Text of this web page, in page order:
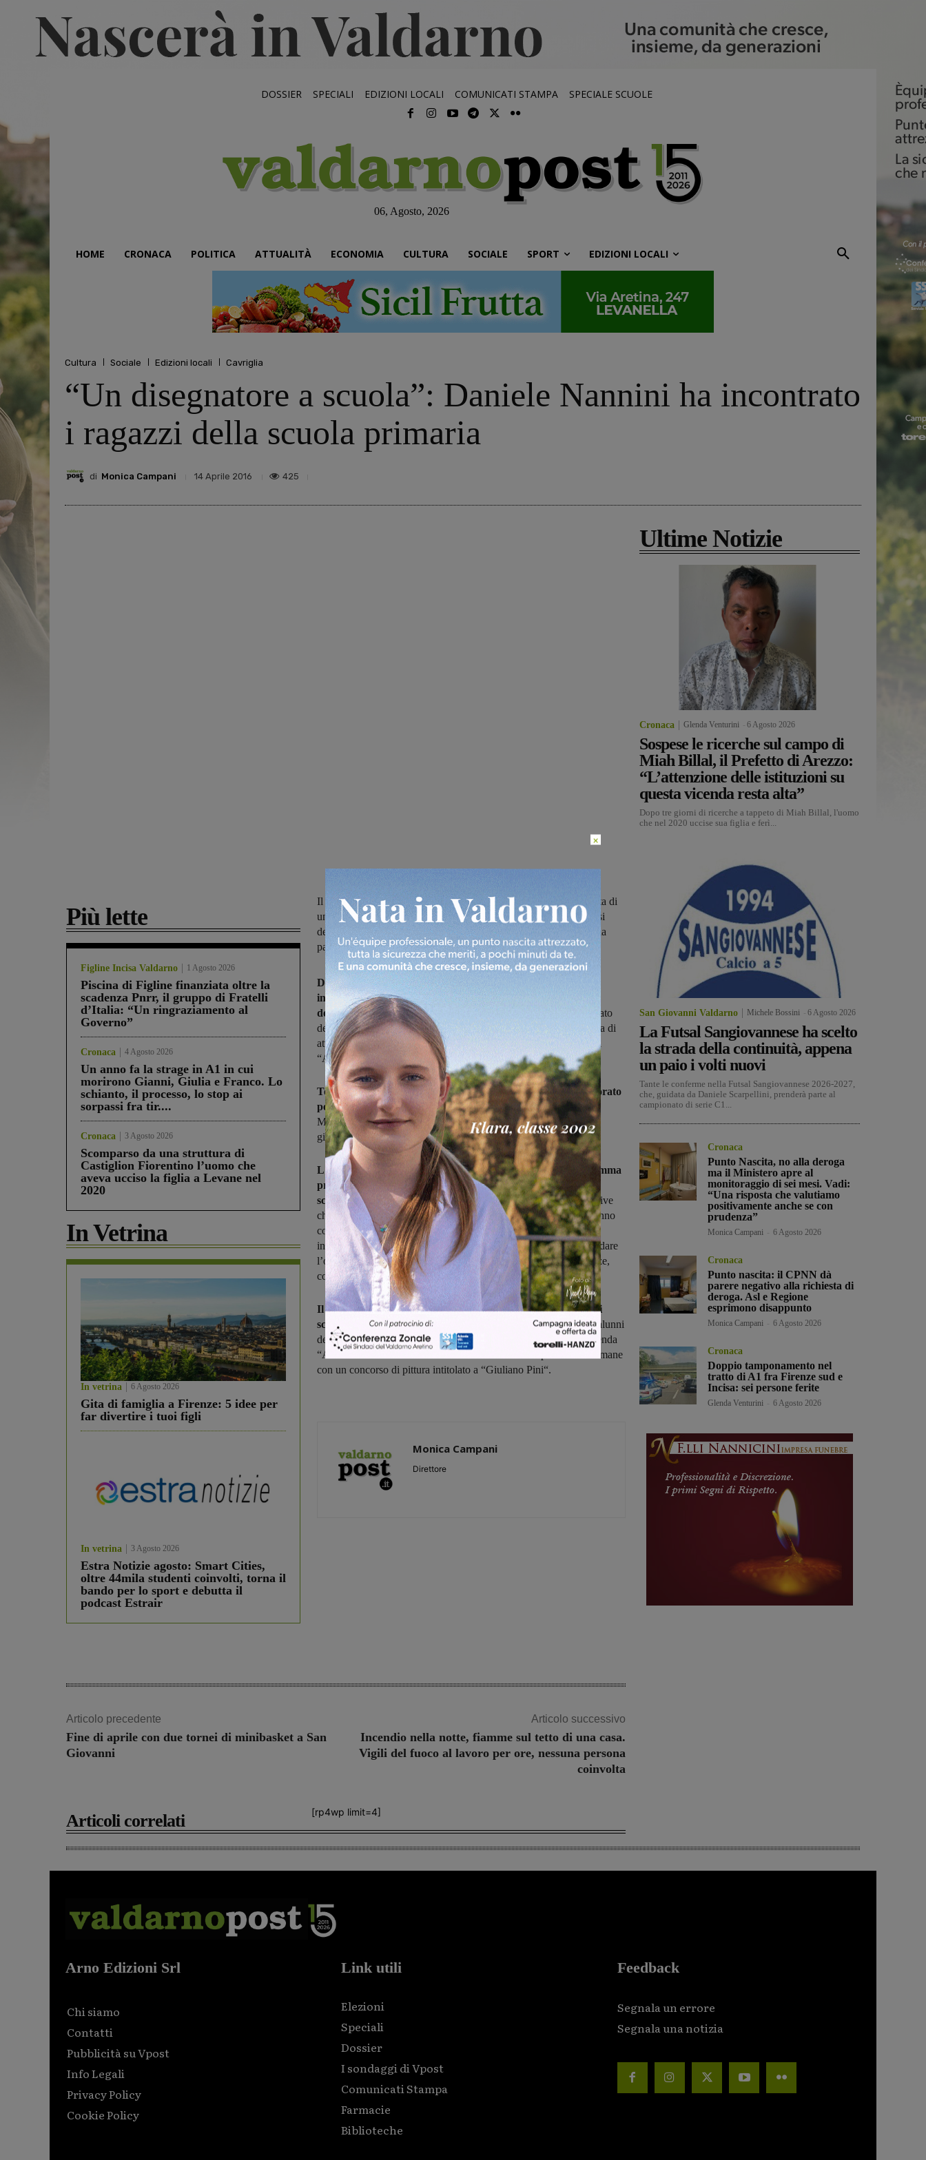
DOSSIER SPECIALI EDIZIONI LOCALI COMUNICATI STAMPA SPECIALE SCUOLE
06, Agosto, 2026
HOME CRONACA POLITICA ATTUALITÀ ECONOMIA CULTURA SOCIALE SPORT EDIZIONI LOCALI
Cultura Sociale Edizioni locali Cavriglia
“Un disegnatore a scuola”: Daniele Nannini ha incontrato
i ragazzi della scuola primaria
di Monica Campani 14 Aprile 2016 425
Più lette
Figline Incisa Valdarno 1 Agosto 2026
Piscina di Figline finanziata oltre la
scadenza Pnrr, il gruppo di Fratelli
d’Italia: “Un ringraziamento al
Governo”
Cronaca 4 Agosto 2026
Un anno fa la strage in A1 in cui
morirono Gianni, Giulia e Franco. Lo
schianto, il processo, lo stop ai
sorpassi fra tir....
Cronaca 3 Agosto 2026
Scomparso da una struttura di
Castiglion Fiorentino l’uomo che
aveva ucciso la figlia a Levane nel
2020
In Vetrina
In vetrina 6 Agosto 2026
Gita di famiglia a Firenze: 5 idee per
far divertire i tuoi figli
In vetrina 3 Agosto 2026
Estra Notizie agosto: Smart Cities,
oltre 44mila studenti coinvolti, torna il
bando per lo sport e debutta il
podcast Estrair
Il noto autore e illustratore di libri per ragazzi è stato il protagonista di
un’iniziativa rivolta agli studenti della scuola primaria dei tre plessi
dell’Istituto Comprensivo “Dante Alighieri” raccontando la propria
passione per il disegno
Daniele Nannini, autore e illustratore di libri per ragazzi ha
incontrato gli studenti della scuola primaria dei tre plessi
dell'istituto comprensivo Dante Alighieri di Cavriglia.
Ha parlato
della sua passione per il disegno. L'incontro rientra nel programma di
attività promosse dall'amministrazione comunale in occasione dell
“Anno della Matita”.
Torinese di nascita ma fiorentino d'adozione, Nannini ha lavorato
per le più importati Case Editricidel settore a partire dalla
Mondadori. Il suo racconto ha saputo catturare l'attenzione dei
giovanissimi che lo hanno seguito con grande curiosità.
L'iniziativa “Un disegnatore a scuola" si inserisce nel programma
promosso dall'Amministrazione Comunale durante l'anno
scolastico 2015/2016 intitolato "Anno della Matita".Le iniziative
che coinvolgeranno ed hanno coinvolto gli studenti cavrigliesi hanno
come scopo l’arte intesa sia come promozione del patrimonio che
insiste sul nostro territorio sia come una serie di visite in grado di dare
l’opportunità ai nostri più giovani cittadini di crescere in esperienze,
conoscenze e competenze artistiche.
Il programma delle iniziative ha preso il via il primo giorno di
scuola
con la consegna di una piccola scatola di matite a tutti gli alunni
dell'Istituto "Dante Alihgieri", realizzata con il contributo dell'azienda
“Artelinea“ di Marcello Gobbini e si chiuderà nelle prossime settimane
con un concorso di pittura intitolato a “Giuliano Pini“.
Monica Campani
Direttore
Articolo precedente
Fine di aprile con due tornei di minibasket a San
Giovanni
Articolo successivo
Incendio nella notte, fiamme sul tetto di una casa.
Vigili del fuoco al lavoro per ore, nessuna persona
coinvolta
[rp4wp limit=4]
Articoli correlati
Ultime Notizie
Cronaca Glenda Venturini 6 Agosto 2026
Sospese le ricerche sul campo di
Miah Billal, il Prefetto di Arezzo:
“L’attenzione delle istituzioni su
questa vicenda resta alta”
Dopo tre giorni di ricerche a tappeto di Miah Billal, l'uomo
che nel 2020 uccise sua figlia e ferì...
San Giovanni Valdarno Michele Bossini 6 Agosto 2026
La Futsal Sangiovannese ha scelto
la strada della continuità, appena
un paio i volti nuovi
Tante le conferme nella Futsal Sangiovannese 2026-2027,
che, guidata da Daniele Scarpellini, prenderà parte al
campionato di serie C1...
Cronaca
Punto Nascita, no alla deroga
ma il Ministero apre al
monitoraggio di sei mesi. Vadi:
“Una risposta che valutiamo
positivamente anche se con
prudenza”
Monica Campani 6 Agosto 2026
Cronaca
Punto nascita: il CPNN dà
parere negativo alla richiesta di
deroga. Asl e Regione
esprimono disappunto
Monica Campani 6 Agosto 2026
Cronaca
Doppio tamponamento nel
tratto di A1 fra Firenze sud e
Incisa: sei persone ferite
Glenda Venturini 6 Agosto 2026
Arno Edizioni Srl
Chi siamo
Contatti
Pubblicità su Vpost
Info Legali
Privacy Policy
Cookie Policy
Link utili
Elezioni
Speciali
Dossier
I sondaggi di Vpost
Comunicati Stampa
Farmacie
Biblioteche
Feedback
Segnala un errore
Segnala una notizia
×